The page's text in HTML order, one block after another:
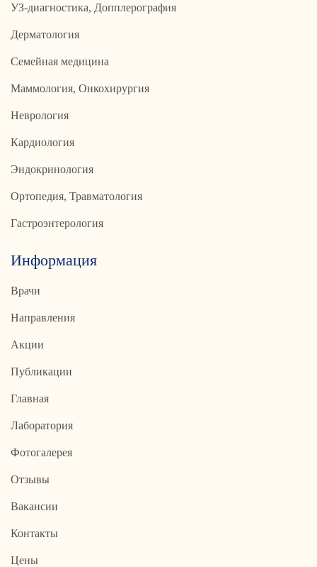
УЗ-диагностика, Допплерография
Дерматология
Семейная медицина
Маммология, Онкохирургия
Неврология
Кардиология
Эндокринология
Ортопедия, Травматология
Гастроэнтерология
Информация
Врачи
Направления
Акции
Публикации
Главная
Лаборатория
Фотогалерея
Отзывы
Вакансии
Контакты
Цены